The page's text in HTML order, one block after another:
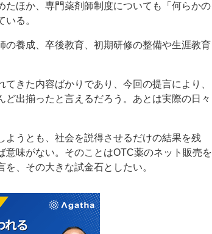
たほか、専門薬剤師制度についても「何らかの
る。
養成、卒後教育、初期研修の整備や生涯教育
きた内容ばかりであり、今回の提言により、
出揃ったと言えるだろう。あとは実際の日々
うとも、社会を説得させるだけの結果を残
意味がない。そのことはOTC薬のネット販売を
、その大きな試金石としたい。